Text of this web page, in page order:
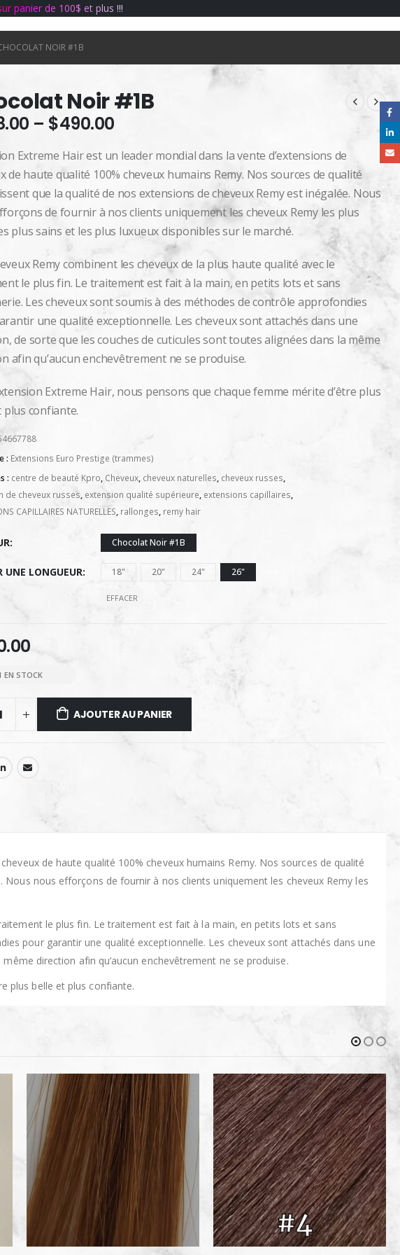
ur panier de 100$ et plus !!!
NOIR #1B
Noir #1B
– $490.00
Extreme Hair est un leader mondial dans la vente d’extensions de
de haute qualité 100% cheveux humains Remy. Nos sources de qualité
que la qualité de nos extensions de cheveux Remy est inégalée. Nous
de fournir à nos clients uniquement les cheveux Remy les plus
plus sains et les plus luxueux disponibles sur le marché.
Remy combinent les cheveux de la plus haute qualité avec le
le plus fin. Le traitement est fait à la main, en petits lots et sans
Les cheveux sont soumis à des méthodes de contrôle approfondies
une qualité exceptionnelle. Les cheveux sont attachés dans une
de sorte que les couches de cuticules sont toutes alignées dans la même
afin qu’aucun enchevêtrement ne se produise.
Extreme Hair, nous pensons que chaque femme mérite d’être plus
plus confiante.
: Extensions Euro Prestige (trammes)
: centre de beauté Kpro, Cheveux, cheveux naturelles, cheveux russes,
de cheveux russes, extension qualité supérieure, extensions capillaires,
CAPILLAIRES NATURELLES, rallonges, remy hair
Chocolat Noir #1B
UNE LONGUEUR 18" 20" 24" 26"
EFFACER
EN STOCK
AJOUTER AU PANIER
de haute qualité 100% cheveux humains Remy. Nos sources de qualité
nous efforçons de fournir à nos clients uniquement les cheveux Remy les
le plus fin. Le traitement est fait à la main, en petits lots et sans
pour garantir une qualité exceptionnelle. Les cheveux sont attachés dans une
direction afin qu’aucun enchevêtrement ne se produise.
plus belle et plus confiante.